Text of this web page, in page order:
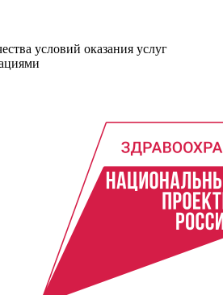
условий оказания услуг